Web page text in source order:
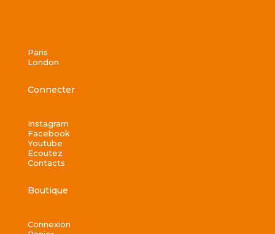
Paris
London
Connecter
Instagram
Facebook
Youtube
Ecoutez
Contacts
Boutique
Connexion